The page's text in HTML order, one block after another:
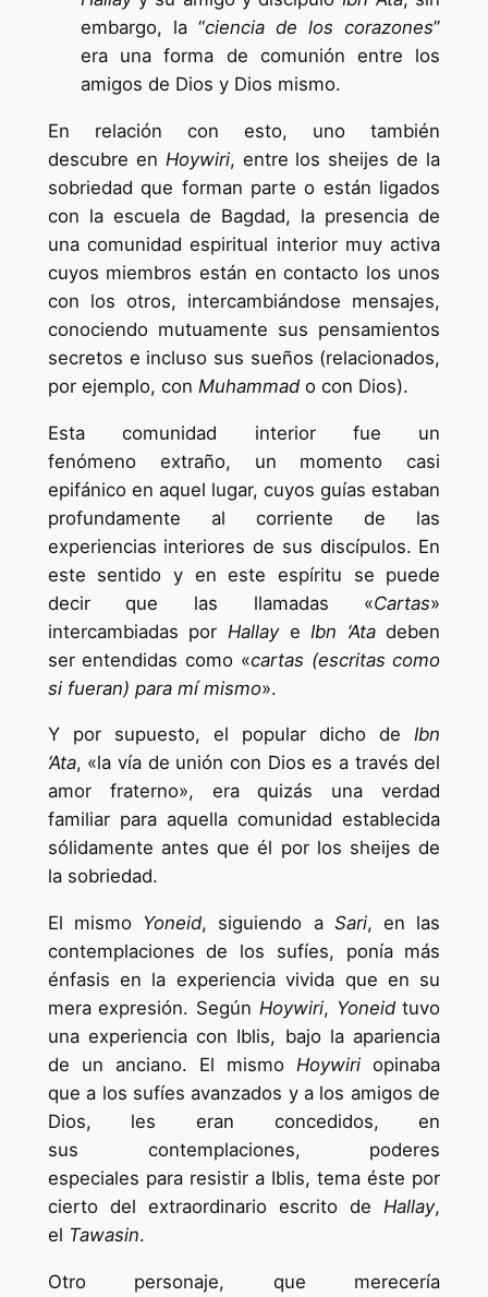
embargo, la “ciencia de los corazones”
era una forma de comunión entre los
amigos de Dios y Dios mismo.
En relación con esto, uno también
descubre en Hoywiri, entre los sheijes de la
sobriedad que forman parte o están ligados
con la escuela de Bagdad, la presencia de
una comunidad espiritual interior muy activa
cuyos miembros están en contacto los unos
con los otros, intercambiándose mensajes,
conociendo mutuamente sus pensamientos
secretos e incluso sus sueños (relacionados,
por ejemplo, con Muhammado con Dios).
Esta comunidad interior fue un
fenómeno extraño, un momento casi
epifánico en aquel lugar, cuyos guías estaban
profundamente al corriente de las
experiencias interiores de sus discípulos. En
este sentido y en este espíritu se puede
decir que las llamadas «Cartas»
intercambiadas por Hallaye Ibn ‘Atadeben
ser entendidas como «cartas (escritas como
si fueran) para mí mismo».
Y por supuesto, el popular dicho deIbn
‘Ata, «la vía de unión con Dios es a través del
amor fraterno», era quizás una verdad
familiar para aquella comunidad establecida
sólidamente antes que él por los sheijes de
la sobriedad.
El mismo Yoneid, siguiendo a Sari, en las
contemplaciones de los sufíes, ponía más
énfasis en la experiencia vivida que en su
mera expresión. Según Hoywiri, Yoneidtuvo
una experiencia con Iblis, bajo la apariencia
de un anciano. El mismoHoywiri opinaba
que a los sufíes avanzados y a los amigos de
Dios, les eran concedidos, en
sus contemplaciones, poderes
especiales para resistir a Iblis, tema éste por
cierto del extraordinario escrito deHallay,
el Tawasin.
Otro personaje, que merecería